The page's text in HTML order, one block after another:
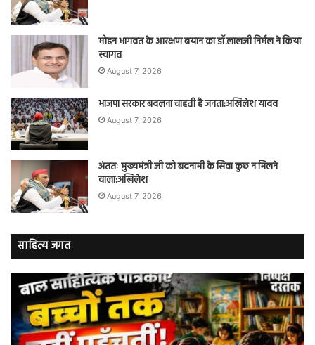
मोहन भागवत के आरक्षण बयान का डॉ.लालजी निर्मल ने किया
स्वागत
August 7, 2026
भाजपा सरकार बदलना चाहती है जनता:अखिलेश यादव
August 7, 2026
अंततः मुख्यमंत्री जी को बदनामी के सिवा कुछ न मिलने
वाला:अखिलेश
August 7, 2026
साहित्य जगत